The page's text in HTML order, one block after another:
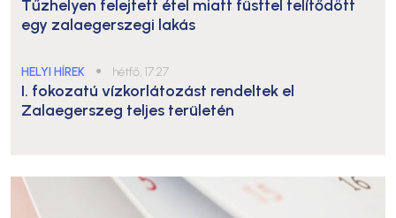
Tűzhelyen felejtett étel miatt füsttel telítődött
egy zalaegerszegi lakás
HELYI HÍREK ● hétfő, 17:27
I. fokozatú vízkorlátozást rendeltek el
Zalaegerszeg teljes területén